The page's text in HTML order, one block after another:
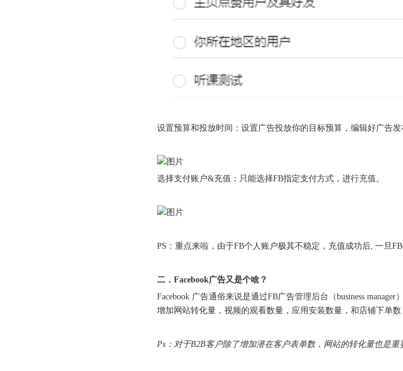
设置预算和投放时间：设置广告投放你的目标预算，编辑好广告发
选择支付账户&充值：只能选择FB指定支付方式，进行充值。
PS：重点来啦，由于FB个人账户极其不稳定，充值成功后, 一旦
二．Facebook广告又是个啥？
Facebook 广告通俗来说是通过FB广告管理后台（business
增加网站转化量，视频的观看数量，应用安装数量，和店铺下单
Ps：对于B2B客户除了增加潜在客户表单数，网站的转化量也是